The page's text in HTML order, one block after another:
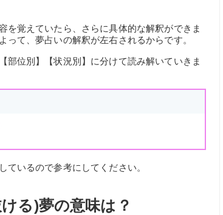
を覚えていたら、さらに具体的な解釈ができま
て、夢占いの解釈が左右されるからです。
部位別】【状況別】に分けて読み解いていきま
いるので参考にしてください。
る)夢の意味は？